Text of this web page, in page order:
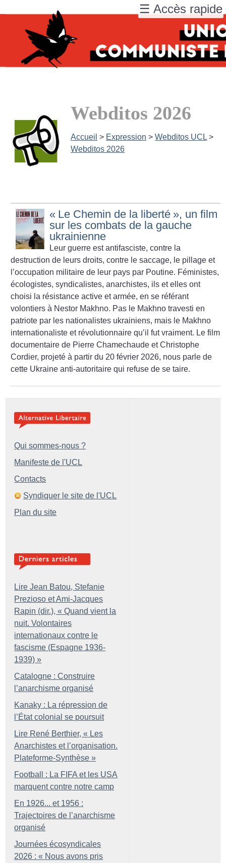
Webditos 2026
Accueil > Expression >Webditos UCL >
Webditos 2026
« Le Chemin de la liberté », un film
sur les combats de la gauche
ukrainienne
Leur guerre est antifasciste, contre la
destruction de leurs droits, contre le saccage, le pillage et
l’occupation militaire de leur pays par Poutine. Féministes,
écologistes, syndicalistes, anarchistes, ils et elles ont
choisi la résistance active et armée, en se référant
volontiers à Nestor Makhno. Pas le Makhno travesti en
patriote par les nationalistes ukrainiens, mais le Makhno
internationaliste et révolutionnaire qu’il fut vraiment. Le film
documentaire de Pierre Chamechaude et Christophe
Cordier, projeté à partir du 20 février 2026, nous parle de
cette Ukraine anti-autoritaire qui refuse de se taire.
Qui sommes-nous ?
Manifeste de l'UCL
Contacts
Syndiquer le site de l'UCL
Plan du site
Lire Jean Batou, Stefanie
Prezioso et Ami-Jacques
Rapin (dir.), « Quand vient la
nuit. Volontaires
internationaux contre le
fascisme (Espagne 1936-
1939) »
Catalogne : Construire
l’anarchisme organisé
Kanaky : La répression de
l’État colonial se poursuit
Lire René Berthier, « Les
Anarchistes et l’organisation.
Plateforme-Synthèse »
Football : La FIFA et les USA
marquent contre notre camp
En 1926... et 1956 :
Trajectoires de l’anarchisme
organisé
Journées écosyndicales
2026 : « Nous avons pris
☰ Accès rapide